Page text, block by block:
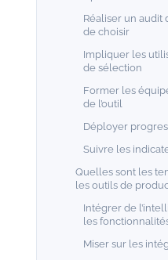
Réaliser un audit
de choisir
Impliquer les
de sélection
Former les
de l’outil
Déployer
Suivre les
Quelles sont les
les outils de
Intégrer de
les
Miser sur les